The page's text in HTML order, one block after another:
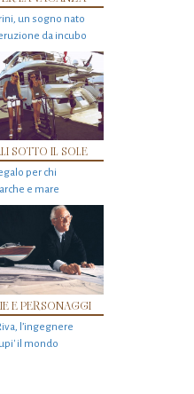
un sogno nato
da incubo
SOTTO IL SOLE
per chi
e mare
E PERSONAGGI
l’ingegnere
il mondo